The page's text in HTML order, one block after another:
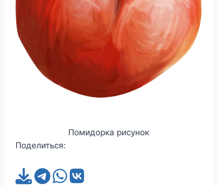
Помидорка рисунок
Поделиться: